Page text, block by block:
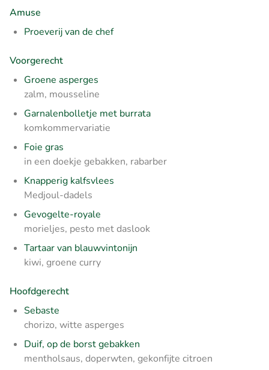
Amuse
Proeverij van de chef
Voorgerecht
Groene asperges
zalm, mousseline
Garnalenbolletje met burrata
komkommervariatie
Foie gras
in een doekje gebakken, rabarber
Knapperig kalfsvlees
Medjoul-dadels
Gevogelte-royale
morieljes, pesto met daslook
Tartaar van blauwvintonijn
kiwi, groene curry
Hoofdgerecht
Sebaste
chorizo, witte asperges
Duif, op de borst gebakken
mentholsaus, doperwten, gekonfijte citroen